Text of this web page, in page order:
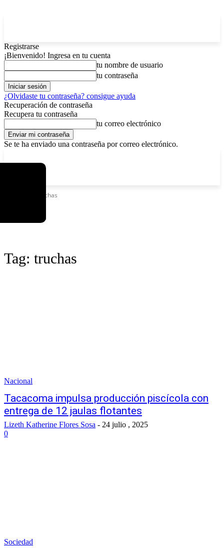
Registrarse
¡Bienvenido! Ingresa en tu cuenta
tu nombre de usuario
tu contraseña
¿Olvidaste tu contraseña? consigue ayuda
Recuperación de contraseña
Recupera tu contraseña
tu correo electrónico
Se te ha enviado una contraseña por correo electrónico.
Truchas
Tag: truchas
Nacional
Tacacoma impulsa producción piscícola con
entrega de 12 jaulas flotantes
Lizeth Katherine Flores Sosa - 24 julio , 2025
0
Sociedad